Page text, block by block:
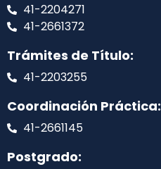
41-2204271
41-2661372
Trámites de Título:
41-2203255
Coordinación Práctica:
41-2661145
Postgrado: